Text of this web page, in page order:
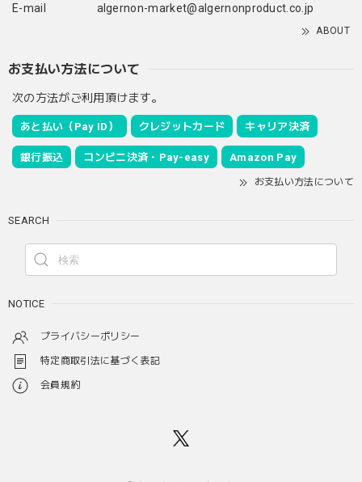
E-mail
algernon-market@algernonproduct.co.jp
ABOUT
お支払い方法について
次の方法がご利用頂けます。
あと払い（Pay ID） クレジットカード キャリア決済
銀行振込 コンビニ決済・Pay-easy Amazon Pay
お支払い方法について
SEARCH
NOTICE
プライバシーポリシー
特定商取引法に基づく表記
会員規約